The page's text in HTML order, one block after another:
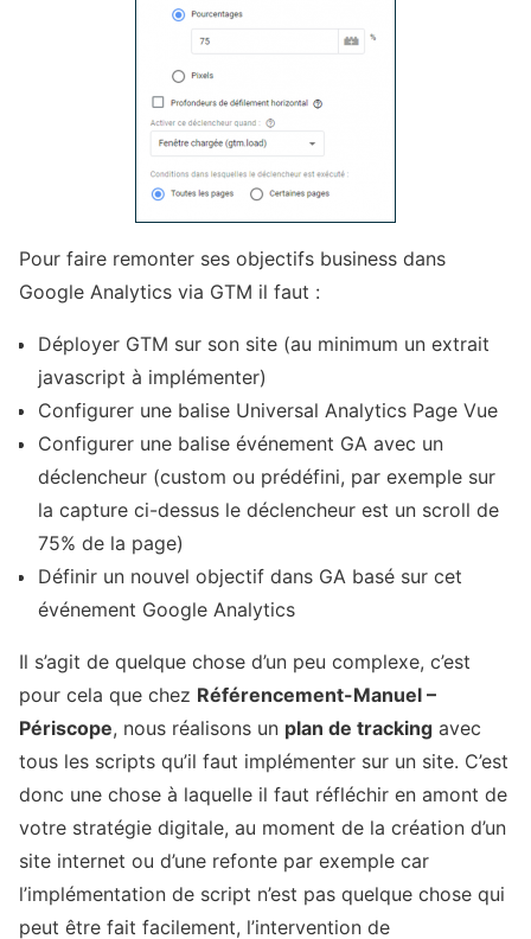
Pour faire remonter ses objectifs business dans
Google Analytics via GTM il faut :
Déployer GTM sur son site (au minimum un extrait
javascript à implémenter)
Configurer une balise Universal Analytics Page Vue
Configurer une balise événement GA avec un
déclencheur (custom ou prédéfini, par exemple sur
la capture ci-dessus le déclencheur est un scroll de
75% de la page)
Définir un nouvel objectif dans GA basé sur cet
événement Google Analytics
Il s’agit de quelque chose d’un peu complexe, c’est
pour cela que chez Référencement-Manuel –
Périscope, nous réalisons un plan de tracking avec
tous les scripts qu’il faut implémenter sur un site. C’est
donc une chose à laquelle il faut réfléchir en amont de
votre stratégie digitale, au moment de la création d’un
site internet ou d’une refonte par exemple car
l’implémentation de script n’est pas quelque chose qui
peut être fait facilement, l’intervention de